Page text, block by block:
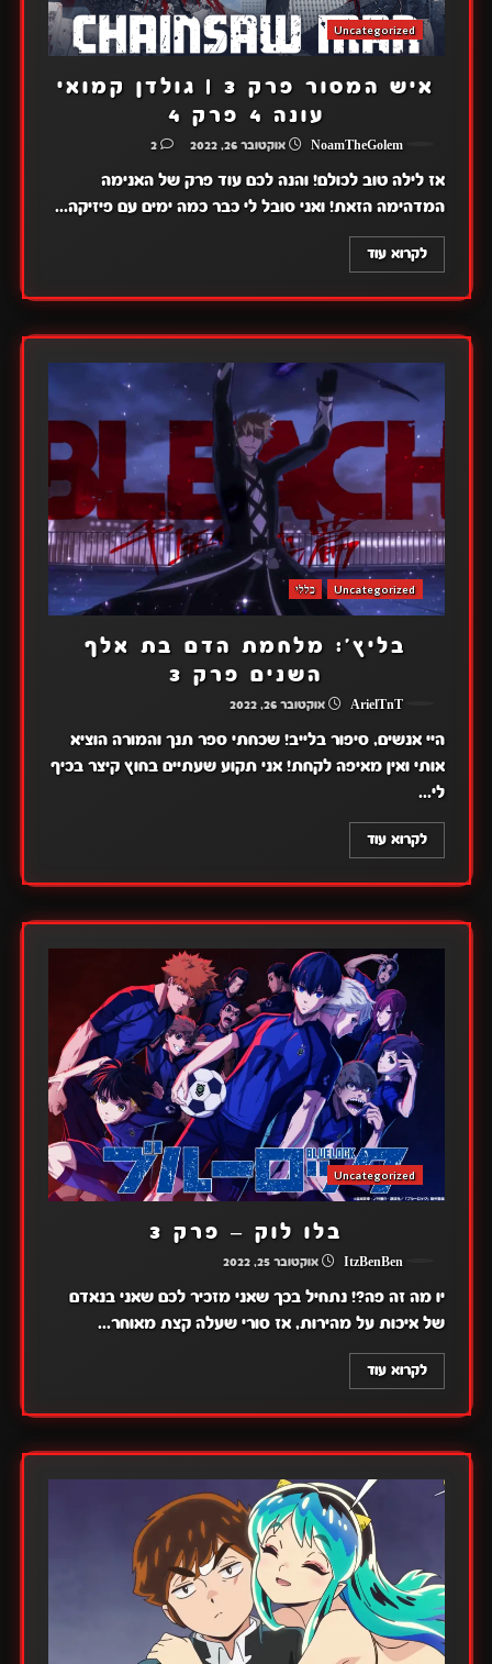
Uncategorized
איש המסור פרק 3 | גולדן קמואי
עונה 4 פרק 4
NoamTheGolem אוקטובר 26, 2022 2
אז לילה טוב לכולם! והנה לכם עוד פרק של האנימה
המדהימה הזאת! ואני סובל לי כבר כמה ימים עם פיזיקה...
לקרוא עוד
Uncategorized כללי
בליץ': מלחמת הדם בת אלף
השנים פרק 3
ArielTnT אוקטובר 26, 2022
היי אנשים, סיפור בלייב! שכחתי ספר תנך והמורה הוציא
אותי ואין מאיפה לקחת! אני תקוע שעתיים בחוץ קיצר בכיף
לי...
לקרוא עוד
Uncategorized
בלו לוק – פרק 3
אוקטובר 25, 2022
יו מה זה פה?! נתחיל בכך שאני מזכיר לכם שאני בנאדם
של איכות על מהירות, אז סורי שעלה קצת מאוחר...
לקרוא עוד